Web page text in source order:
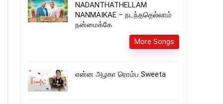
NADANTHATHELLAM
NANMAIKAE – நடந்ததெல்லாம்
நன்மைக்கே
More Songs
என்ன அழகா ரொம்ப Sweeta